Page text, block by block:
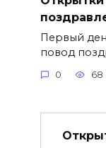
Первый
повод
0 68